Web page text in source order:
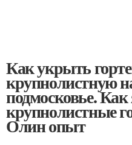
Как укрыть
крупнолистную
подмосковье.
крупнолистные
Олин опыт